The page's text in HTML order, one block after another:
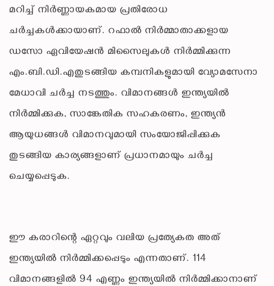
മറിച്ച് നിർണ്ണായകമായ പ്രതിരോധ
ചർച്ചകൾക്കായാണ്. റഫാൽ നിർമ്മാതാക്കളായ
ഡസോ ഏവിയേഷൻ മിസൈലുകൾ നിർമ്മിക്കുന്ന
എം.ബി.ഡി.എതുടങ്ങിയ കമ്പനികളുമായി വ്യോമസേനാ
മേധാവി ചർച്ച നടത്തും. വിമാനങ്ങൾ ഇന്ത്യയിൽ
നിർമ്മിക്കുക, സാങ്കേതിക സഹകരണം, ഇന്ത്യൻ
ആയുധങ്ങൾ വിമാനവുമായി സംയോജിപ്പിക്കുക
തുടങ്ങിയ കാര്യങ്ങളാണ് പ്രധാനമായും ചർച്ച
ചെയ്യപ്പെടുക.
ഈ കരാറിന്റെ ഏറ്റവും വലിയ പ്രത്യേകത അത്
ഇന്ത്യയിൽ നിർമ്മിക്കപ്പെടും എന്നതാണ്. 114
വിമാനങ്ങളിൽ 94 എണ്ണം ഇന്ത്യയിൽ നിർമ്മിക്കാനാണ്